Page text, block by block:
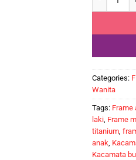
Categories:
Wanita
Tags: Frame
laki, Frame
titanium,
anak,
Kacamata